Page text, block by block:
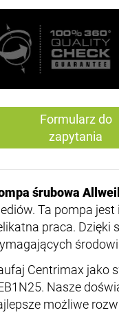
Formularz do
zapytania
śrubowa
Ta pompa
praca. Dzięki
Centrimax jako
Nasze
możliwe